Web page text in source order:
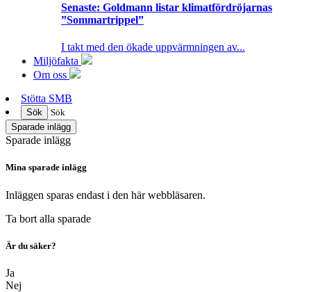
Senaste: Goldmann listar klimatfördröjarnas
”Sommartrippel”
I takt med den ökade uppvärmningen av...
Miljöfakta
Om oss
Stötta SMB
Sök
Sök
Sparade inlägg
Sparade inlägg
Mina sparade inlägg
Inläggen sparas endast i den här webbläsaren.
Ta bort alla sparade
Är du säker?
Ja
Nej